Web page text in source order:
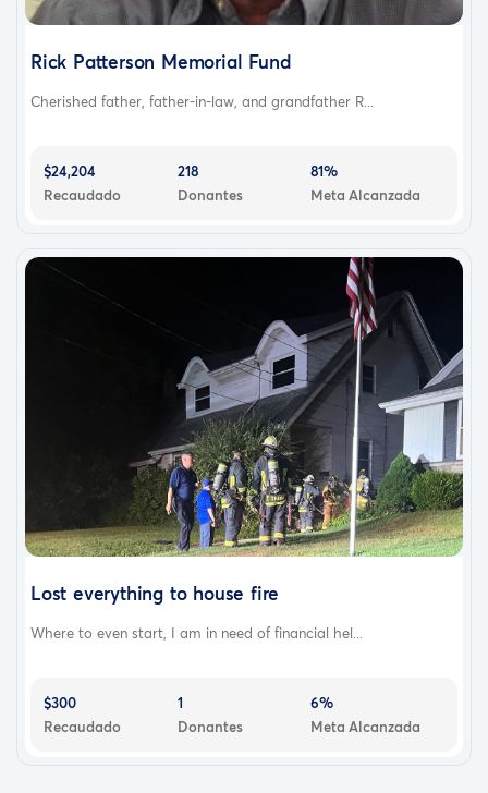
Rick Patterson Memorial Fund
Cherished father, father-in-law, and grandfather R...
$24,204
Recaudado
218
Donantes
81%
Meta Alcanzada
Lost everything to house fire
Where to even start, I am in need of financial hel...
$300
Recaudado
1
Donantes
6%
Meta Alcanzada